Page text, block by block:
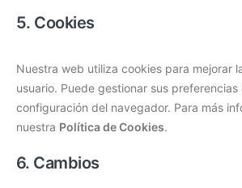
5. Cookies
Nuestra web utiliza cookies para mejorar
usuario. Puede gestionar sus preferencias
configuración del navegador. Para más
nuestra Política de Cookies.
6. Cambios